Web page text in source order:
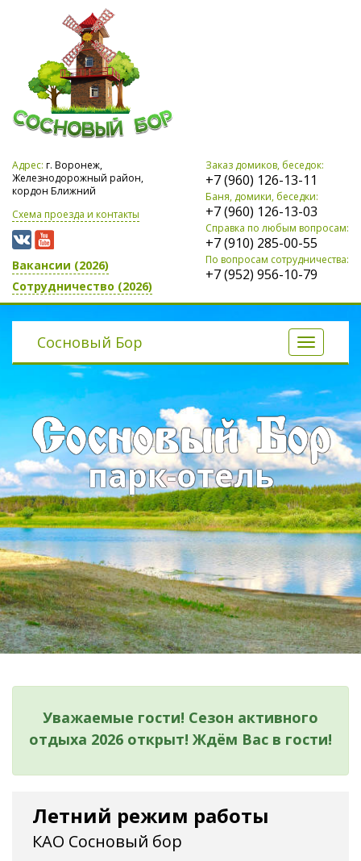
Адрес: г. Воронеж,
Железнодорожный район,
кордон Ближний
Схема проезда и контакты
Вакансии (2026)
Сотрудничество (2026)
Заказ домиков, беседок:
+7 (960) 126-13-11
Баня, домики, беседки:
+7 (960) 126-13-03
Справка по любым вопросам:
+7 (910) 285-00-55
По вопросам сотрудничества:
+7 (952) 956-10-79
Сосновый Бор
Сосновый Бор
парк-отель
Уважаемые гости! Сезон активного
отдыха 2026 открыт! Ждём Вас в гости!
Летний режим работы
КАО Сосновый бор